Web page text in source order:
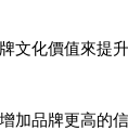
文化價值來提
加品牌更高